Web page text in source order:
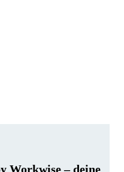
Workwise – deine